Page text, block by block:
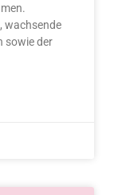
wachsende
sowie der